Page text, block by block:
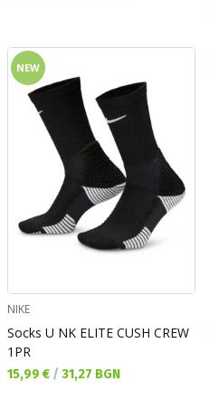
NEW
NIKE
Socks U NK ELITE CUSH CREW
1PR
Текуща цена:
15,99 € / 31,27 BGN